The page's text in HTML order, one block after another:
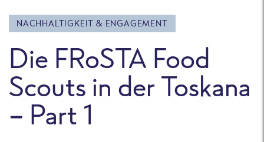
NACHHALTIGKEIT & ENGAGEMENT
Die FRoSTA Food
Scouts in der Toskana
– Part 1